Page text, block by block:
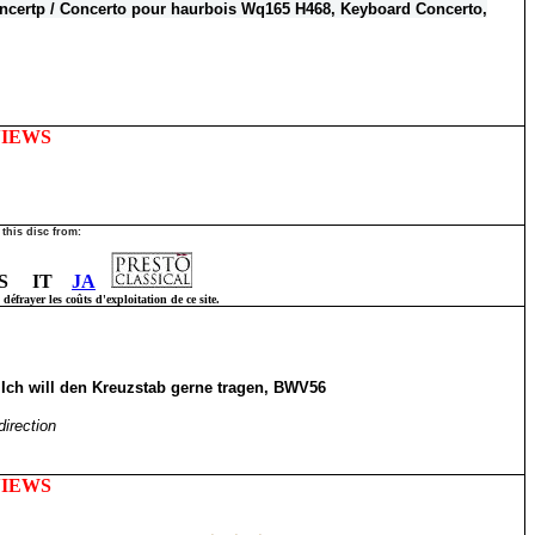
/ Concerto pour haurbois Wq165 H468, Keyboard Concerto,
disc from:
IT JA
les coûts d'exploitation de ce site.
will den Kreuzstab gerne tragen, BWV56